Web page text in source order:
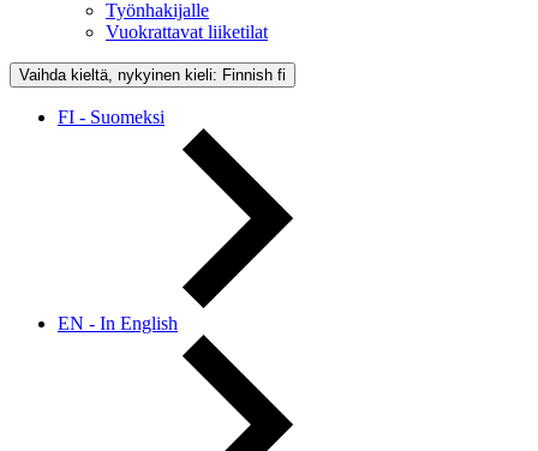
Työnhakijalle
Vuokrattavat liiketilat
Vaihda kieltä, nykyinen kieli: Finnish fi
FI - Suomeksi
EN - In English